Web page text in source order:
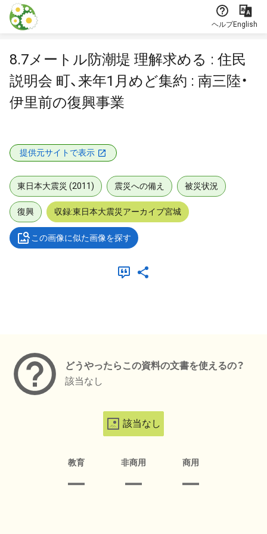
本文に飛ぶ
ヘルプEnglish
8.7メートル防潮堤 理解求める : 住民
説明会 町、来年1月めど集約 : 南三陸・
伊里前の復興事業
提供元サイトで表示
東日本大震災 (2011) 震災への備え 被災状況
復興 収録:東日本大震災アーカイブ宮城
この画像に似た画像を探す
どうやったらこの資料の文書を使えるの？
該当なし
該当なし
教育 非商用 商用